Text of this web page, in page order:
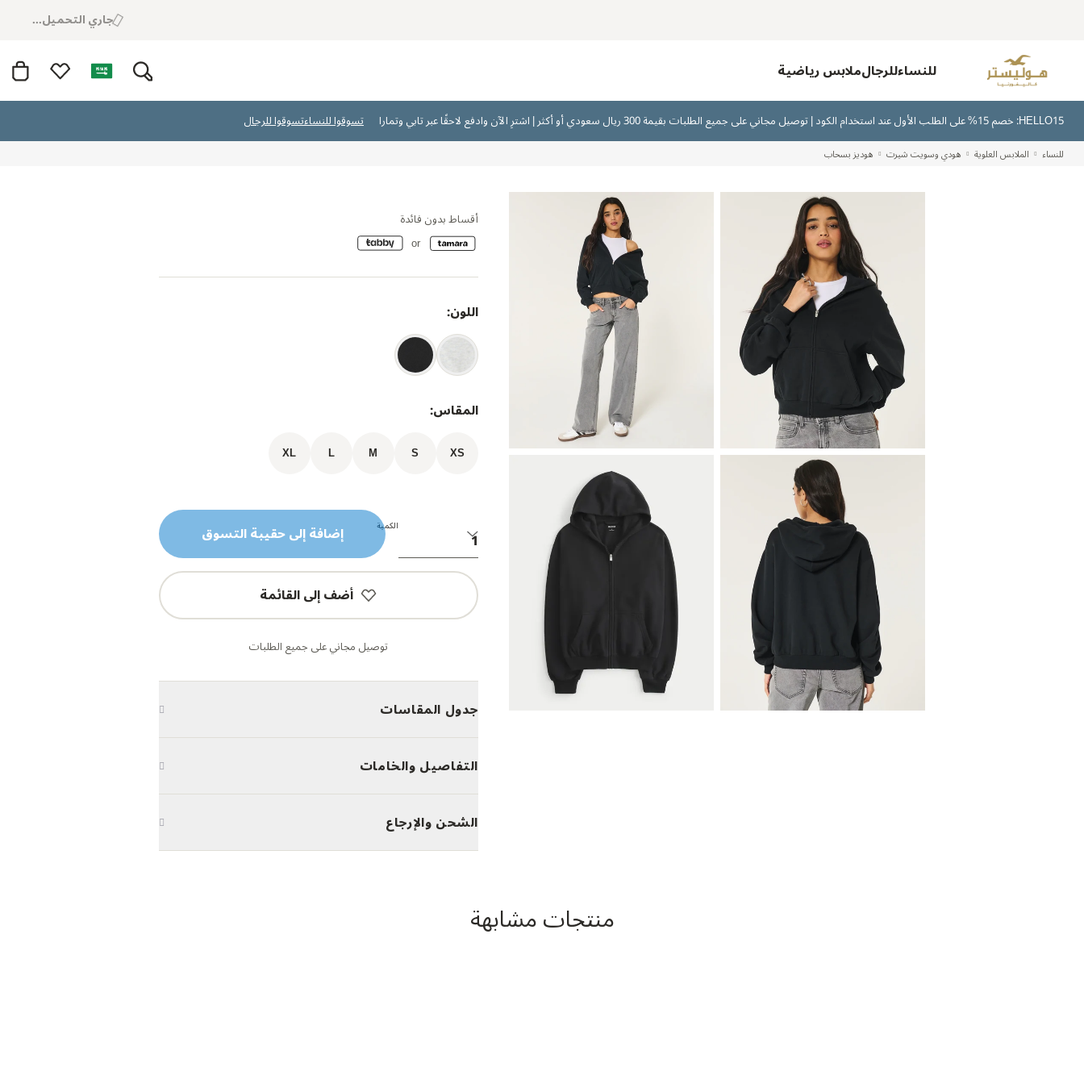
جاري التحميل...
للنساءللرجالملابس رياضية
HELLO15: خصم 15% على الطلب الأول عند استخدام الكود | توصيل مجاني على جميع الطلبات بقيمة 300 ريال سعودي أو أكثر | اشترِ الآن وادفع لاحقًا عبر تابي وتمارا تسوقوا للنساءتسوقوا للرجال
للنساء الملابس العلوية هودي وسويت شيرت هوديز بسحاب
أقساط بدون فائدة
اللون:
المقاس:
XS
S
M
L
XL
الكمية إضافة إلى حقيبة التسوق
أضف إلى القائمة
توصيل مجاني على جميع الطلبات
جدول المقاسات
التفاصيل والخامات
الشحن والإرجاع
منتجات مشابهة